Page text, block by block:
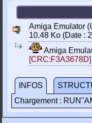
Amiga Emulator
10.48 Ko (Date :
Amiga
[CRC:F3A3678D]
INFOS
Chargement :